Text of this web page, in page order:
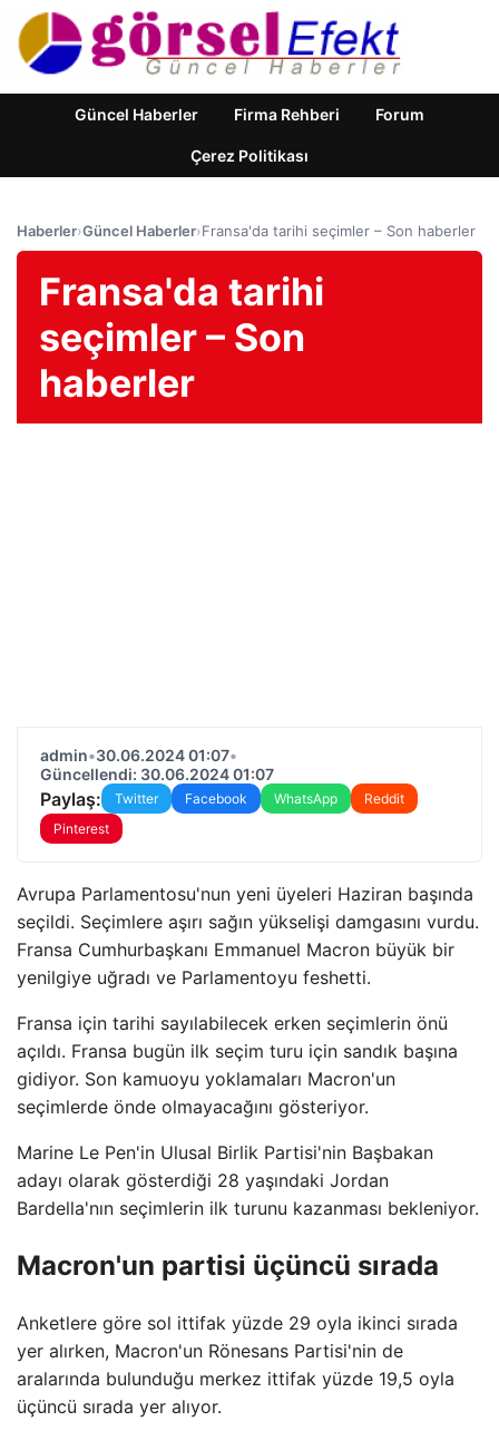
Güncel Haberler Firma Rehberi Forum
Çerez Politikası
Haberler›Güncel Haberler›Fransa'da tarihi seçimler – Son haberler
Fransa'da tarihi
seçimler – Son
haberler
admin•30.06.2024 01:07•
Güncellendi: 30.06.2024 01:07
Paylaş: Twitter Facebook WhatsApp
Reddit
Pinterest
Avrupa Parlamentosu'nun yeni üyeleri Haziran başında
seçildi. Seçimlere aşırı sağın yükselişi damgasını vurdu.
Fransa Cumhurbaşkanı Emmanuel Macron büyük bir
yenilgiye uğradı ve Parlamentoyu feshetti.
Fransa için tarihi sayılabilecek erken seçimlerin önü
açıldı. Fransa bugün ilk seçim turu için sandık başına
gidiyor. Son kamuoyu yoklamaları Macron'un
seçimlerde önde olmayacağını gösteriyor.
Marine Le Pen'in Ulusal Birlik Partisi'nin Başbakan
adayı olarak gösterdiği 28 yaşındaki Jordan
Bardella'nın seçimlerin ilk turunu kazanması bekleniyor.
Macron'un partisi üçüncü sırada
Anketlere göre sol ittifak yüzde 29 oyla ikinci sırada
yer alırken, Macron'un Rönesans Partisi'nin de
aralarında bulunduğu merkez ittifak yüzde 19,5 oyla
üçüncü sırada yer alıyor.